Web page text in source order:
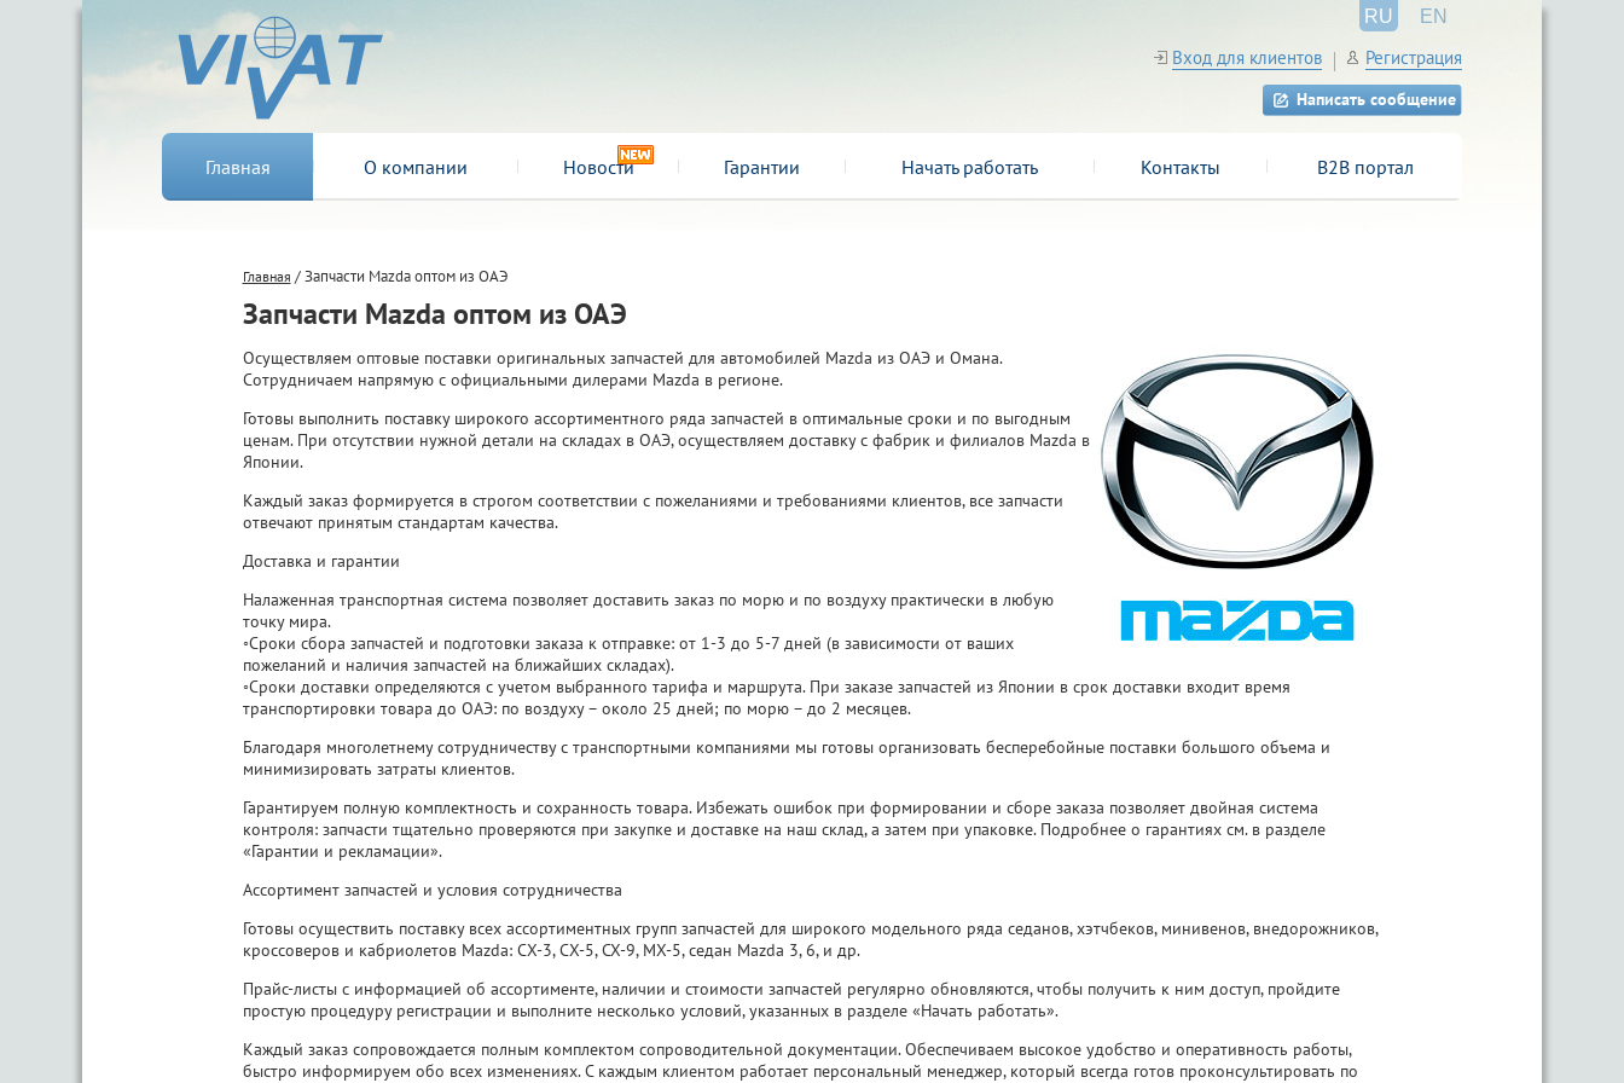
RU EN
Вход для клиентов Регистрация
Написать сообщение
Главная О компании Новости Гарантии Начать работать Контакты B2B портал
Главная / Запчасти Mazda оптом из ОАЭ
Запчасти Mazda оптом из ОАЭ
Осуществляем оптовые поставки оригинальных запчастей для автомобилей Mazda из ОАЭ и Омана.
Сотрудничаем напрямую с официальными дилерами Mazda в регионе.
Готовы выполнить поставку широкого ассортиментного ряда запчастей в оптимальные сроки и по выгодным
ценам. При отсутствии нужной детали на складах в ОАЭ, осуществляем доставку с фабрик и филиалов Mazda в
Японии.
Каждый заказ формируется в строгом соответствии с пожеланиями и требованиями клиентов, все запчасти
отвечают принятым стандартам качества.
Доставка и гарантии
Налаженная транспортная система позволяет доставить заказ по морю и по воздуху практически в любую
точку мира.
◦Сроки сбора запчастей и подготовки заказа к отправке: от 1-3 до 5-7 дней (в зависимости от ваших
пожеланий и наличия запчастей на ближайших складах).
◦Сроки доставки определяются с учетом выбранного тарифа и маршрута. При заказе запчастей из Японии в срок доставки входит время
транспортировки товара до ОАЭ: по воздуху – около 25 дней; по морю – до 2 месяцев.
Благодаря многолетнему сотрудничеству с транспортными компаниями мы готовы организовать бесперебойные поставки большого объема и
минимизировать затраты клиентов.
Гарантируем полную комплектность и сохранность товара. Избежать ошибок при формировании и сборе заказа позволяет двойная система
контроля: запчасти тщательно проверяются при закупке и доставке на наш склад, а затем при упаковке. Подробнее о гарантиях см. в разделе
«Гарантии и рекламации».
Ассортимент запчастей и условия сотрудничества
Готовы осуществить поставку всех ассортиментных групп запчастей для широкого модельного ряда седанов, хэтчбеков, минивенов, внедорожников,
кроссоверов и кабриолетов Mazda: СX-3, СX-5, CX-9, MX-5, седан Mazda 3, 6, и др.
Прайс-листы с информацией об ассортименте, наличии и стоимости запчастей регулярно обновляются, чтобы получить к ним доступ, пройдите
простую процедуру регистрации и выполните несколько условий, указанных в разделе «Начать работать».
Каждый заказ сопровождается полным комплектом сопроводительной документации. Обеспечиваем высокое удобство и оперативность работы,
быстро информируем обо всех изменениях. С каждым клиентом работает персональный менеджер, который всегда готов проконсультировать по